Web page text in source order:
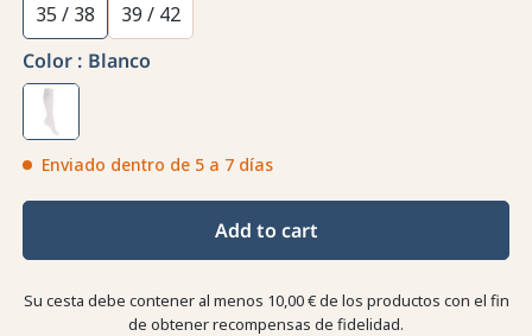
35 / 38
39 / 42
Color : Blanco
Enviado dentro de 5 a 7 días
Add to cart
Su cesta debe contener al menos 10,00 € de los productos con el fin
de obtener recompensas de fidelidad.